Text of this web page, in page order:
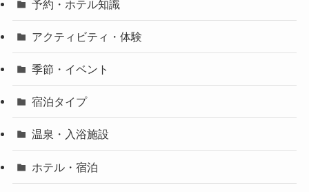
予約・ホテル知識
アクティビティ・体験
季節・イベント
宿泊タイプ
温泉・入浴施設
ホテル・宿泊